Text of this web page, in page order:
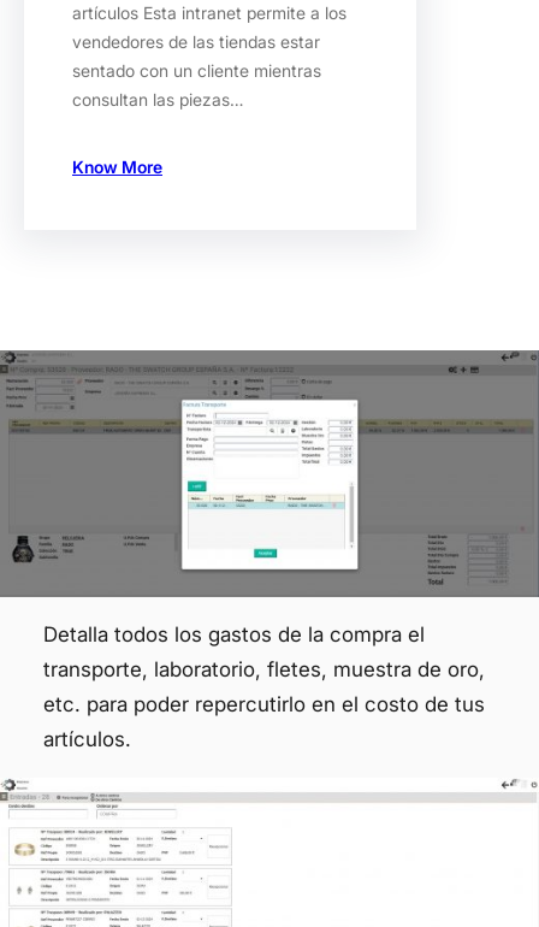
artículos Esta intranet permite a los
vendedores de las tiendas estar
sentado con un cliente mientras
consultan las piezas…
Know More
Detalla todos los gastos de la compra el
transporte, laboratorio, fletes, muestra de oro,
etc. para poder repercutirlo en el costo de tus
artículos.